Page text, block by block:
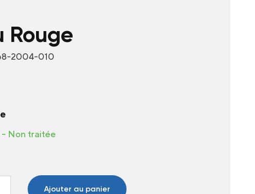
Rouge
2004-010
Non traitée
Ajouter au panier